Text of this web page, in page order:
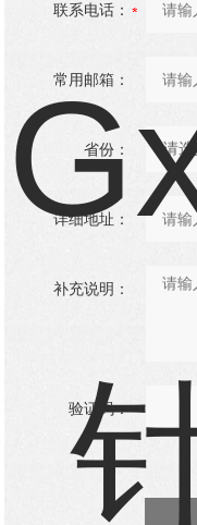
联系电话：
常用邮箱：
省份：
详细地址：
补充说明：
验证码：